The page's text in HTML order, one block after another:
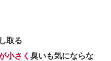
取る
小さく臭いも気にならな